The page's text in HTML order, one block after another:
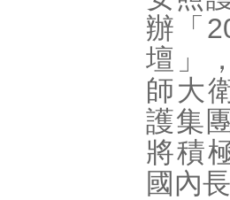
辦「
壇」
師大
護集
將積
國內